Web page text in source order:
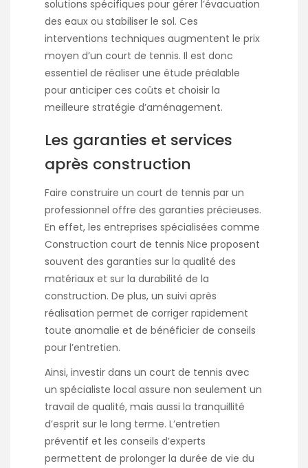
solutions spécifiques pour gérer l’évacuation
des eaux ou stabiliser le sol. Ces
interventions techniques augmentent le prix
moyen d’un court de tennis. Il est donc
essentiel de réaliser une étude préalable
pour anticiper ces coûts et choisir la
meilleure stratégie d’aménagement.
Les garanties et services
après construction
Faire construire un court de tennis par un
professionnel offre des garanties précieuses.
En effet, les entreprises spécialisées comme
Construction court de tennis Nice proposent
souvent des garanties sur la qualité des
matériaux et sur la durabilité de la
construction. De plus, un suivi après
réalisation permet de corriger rapidement
toute anomalie et de bénéficier de conseils
pour l’entretien.
Ainsi, investir dans un court de tennis avec
un spécialiste local assure non seulement un
travail de qualité, mais aussi la tranquillité
d’esprit sur le long terme. L’entretien
préventif et les conseils d’experts
permettent de prolonger la durée de vie du